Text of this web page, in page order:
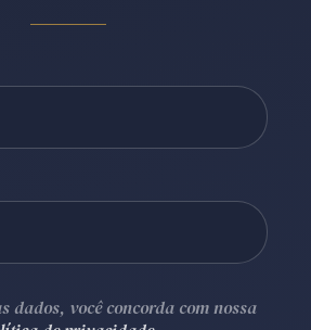
dados, você concorda com nossa